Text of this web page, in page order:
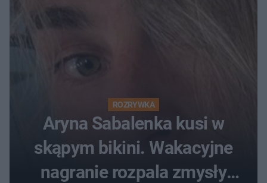
ROZRYWKA
Aryna Sabalenka kusi w
skąpym bikini. Wakacyjne
nagranie rozpala zmysły